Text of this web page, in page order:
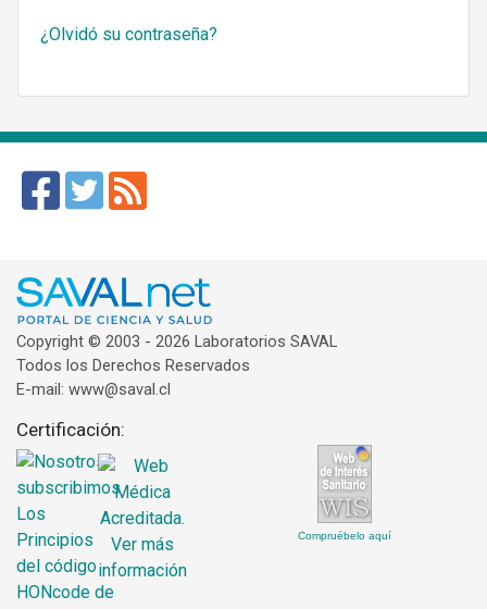
¿Olvidó su contraseña?
Copyright © 2003 - 2026 Laboratorios SAVAL
Todos los Derechos Reservados
E-mail: www@saval.cl
Certificación:
Compruébelo aquí